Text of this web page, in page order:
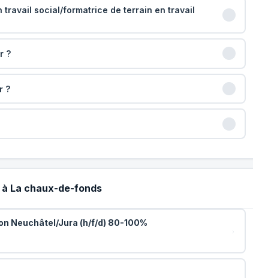
travail social/formatrice de terrain en travail
?
?
La chaux-de-fonds
Neuchâtel/Jura (h/f/d) 80-100%